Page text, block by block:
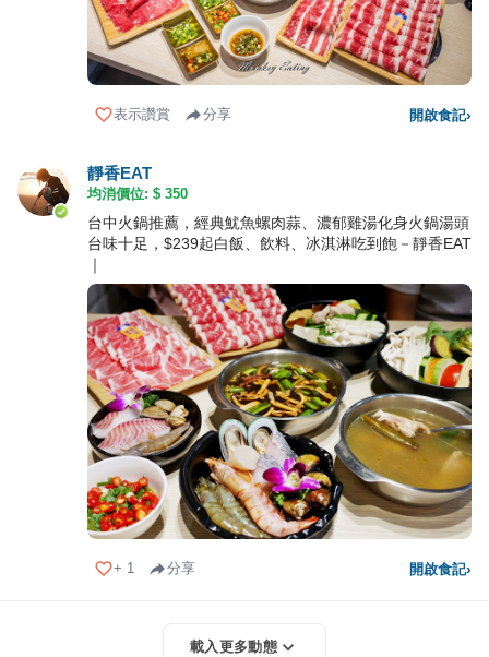
表示讚賞 分享 開啟食記›
靜香EAT
均消價位: $ 350
台中火鍋推薦，經典魷魚螺肉蒜、濃郁雞湯化身火鍋湯頭
台味十足，$239起白飯、飲料、冰淇淋吃到飽－靜香EAT
｜
+ 1 分享 開啟食記›
載入更多動態